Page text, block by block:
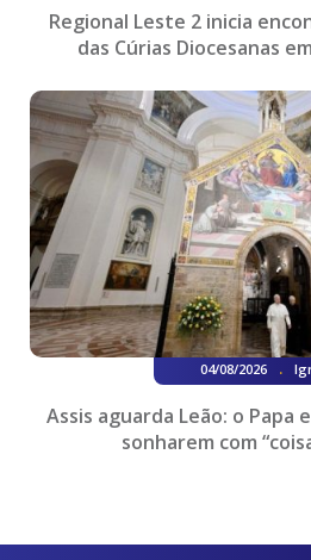
Regional Leste 2 inicia
das Cúrias Diocesanas
04/08/2026 .
Assis aguarda Leão: o Papa
sonharem com